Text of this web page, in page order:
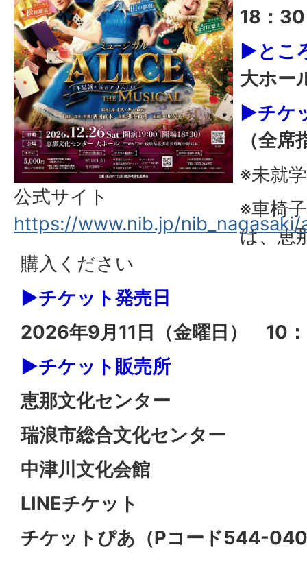
公式サイト
https://www.nib.jp/nib_nagasaki/
18：30
▶とこ
大ホー
▶チケ
（全席
※未就
※車椅
は、恵
購入ください
▶チケット発売日
2026年9月11日（金曜日） 10
▶チケット販売所
恵那文化センター
瑞浪市総合文化センター
中津川文化会館
LINEチケット
チケットぴあ（Pコード544-